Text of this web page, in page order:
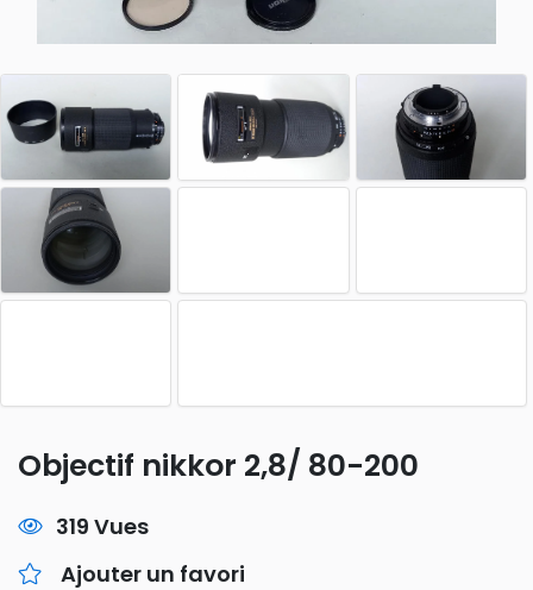
Objectif nikkor 2,8/ 80-200
319 Vues
Ajouter un favori